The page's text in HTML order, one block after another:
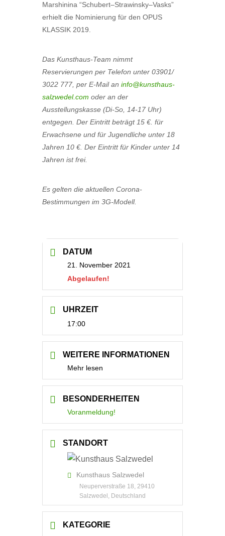
Marshinina “Schubert–Strawinsky–Vasks”
erhielt die Nominierung für den OPUS
KLASSIK 2019.
Das Kunsthaus-Team nimmt
Reservierungen per Telefon unter 03901/
3022 777, per E-Mail an info@kunsthaus-
salzwedel.com oder an der
Ausstellungskasse (Di-So, 14-17 Uhr)
entgegen. Der Eintritt beträgt 15 €. für
Erwachsene und für Jugendliche unter 18
Jahren 10 €. Der Eintritt für Kinder unter 14
Jahren ist frei.
Es gelten die aktuellen Corona-
Bestimmungen im 3G-Modell.
DATUM
21. November 2021
Abgelaufen!
UHRZEIT
17:00
WEITERE INFORMATIONEN
Mehr lesen
BESONDERHEITEN
Voranmeldung!
STANDORT
Kunsthaus Salzwedel
Neuperverstraße 18, 29410
Salzwedel, Deutschland
KATEGORIE